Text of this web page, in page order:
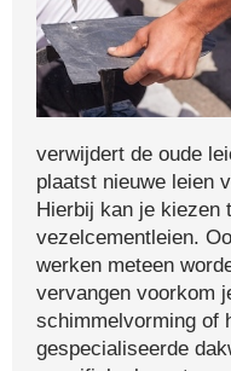
verwijdert de oude
plaatst nieuwe leien
Hierbij kan je kiezen
vezelcementleien.
werken meteen
vervangen voorkom
schimmelvorming of
gespecialiseerde